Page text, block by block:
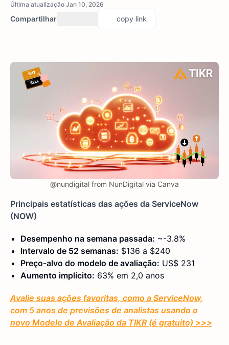
Última atualização Jan 10, 2026
Compartilhar copy link
@nundigital from NunDigital via Canva
Principais estatísticas das ações da ServiceNow
(NOW)
Desempenho na semana passada: ~-3.8%
Intervalo de 52 semanas: $136 a $240
Preço-alvo do modelo de avaliação: US$ 231
Aumento implícito: 63% em 2,0 anos
Avalie suas ações favoritas, como a ServiceNow,
com 5 anos de previsões de analistas usando o
novo Modelo de Avaliação da TIKR (é gratuito) >>>